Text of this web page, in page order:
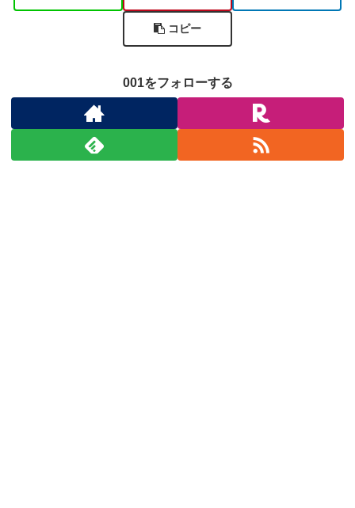
コピー
001をフォローする